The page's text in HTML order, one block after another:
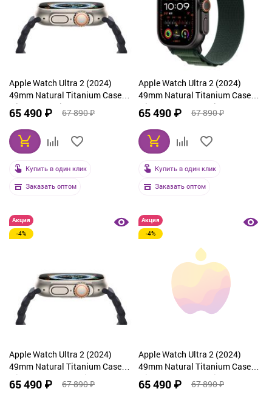
Apple Watch Ultra 2 (2024)
49mm Natural Titanium Case
with Blue Trail Loop (M/L)
65 490 ₽ 67 890 ₽
Купить в один клик
Заказать оптом
Apple Watch Ultra 2 (2024)
49mm Natural Titanium Case
with Dark Green Alpine Loop
Large
65 490 ₽ 67 890 ₽
Купить в один клик
Заказать оптом
Акция
-4%
Apple Watch Ultra 2 (2024)
49mm Natural Titanium Case
with Dark Green Alpine Loop
Medium
65 490 ₽ 67 890 ₽
Акция
-4%
Apple Watch Ultra 2 (2024)
49mm Natural Titanium Case
with Dark Green Alpine Loop
Small
65 490 ₽ 67 890 ₽